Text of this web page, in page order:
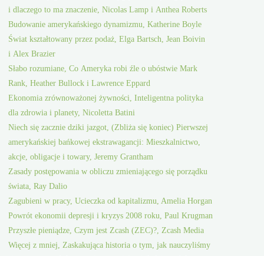
i dlaczego to ma znaczenie, Nicolas Lamp i Anthea Roberts
Budowanie amerykańskiego dynamizmu, Katherine Boyle
Świat kształtowany przez podaż, Elga Bartsch, Jean Boivin
i Alex Brazier
Słabo rozumiane, Co Ameryka robi źle o ubóstwie Mark
Rank, Heather Bullock i Lawrence Eppard
Ekonomia zrównoważonej żywności, Inteligentna polityka
dla zdrowia i planety, Nicoletta Batini
Niech się zacznie dziki jazgot, (Zbliża się koniec) Pierwszej
amerykańskiej bańkowej ekstrawagancji: Mieszkalnictwo,
akcje, obligacje i towary, Jeremy Grantham
Zasady postępowania w obliczu zmieniającego się porządku
świata, Ray Dalio
Zagubieni w pracy, Ucieczka od kapitalizmu, Amelia Horgan
Powrót ekonomii depresji i kryzys 2008 roku, Paul Krugman
Przyszłe pieniądze, Czym jest Zcash (ZEC)?, Zcash Media
Więcej z mniej, Zaskakująca historia o tym, jak nauczyliśmy